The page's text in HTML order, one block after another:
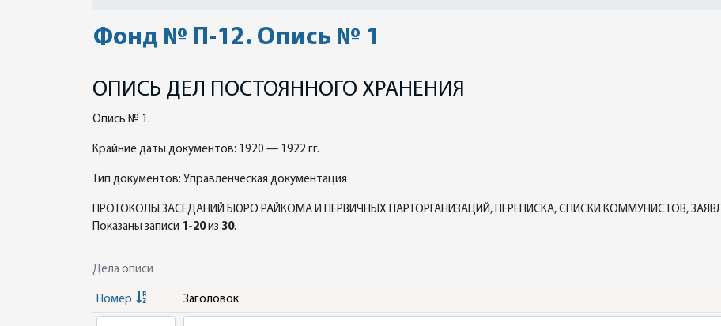
Фонд № П-12. Опись № 1
ОПИСЬ ДЕЛ ПОСТОЯННОГО ХРАНЕНИЯ
Опись № 1.
Крайние даты документов: 1920 — 1922 гг.
Тип документов: Управленческая документация
ПРОТОКОЛЫ ЗАСЕДАНИЙ БЮРО РАЙКОМА И ПЕРВИЧНЫХ ПАРТОРГАНИЗАЦИЙ, ПЕРЕПИСКА, СПИСКИ КОММУНИСТОВ,
Показаны записи 1-20из 30.
Дела описи
Номер Заголовок